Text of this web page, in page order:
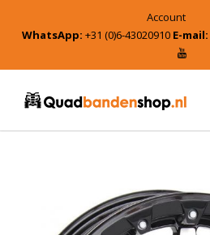
Account
WhatsApp: +31 (0)6-43020910 E-mail: